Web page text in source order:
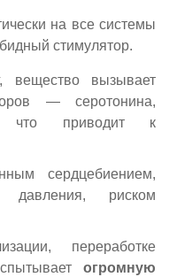
на все системы
стимулятор.
вызывает
— серотонина,
что приводит к
сердцебиением,
давления, риском
переработке
огромную